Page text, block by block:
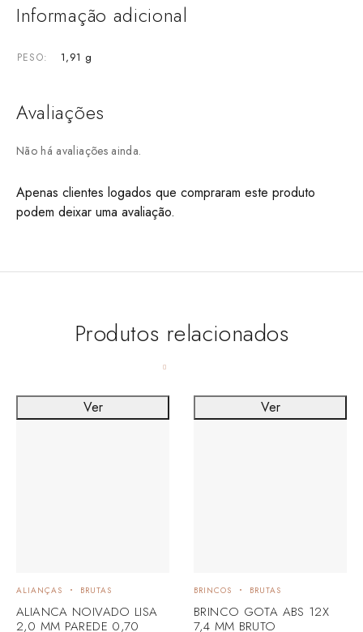
Informação adicional
PESO 1,91 g
Avaliações
Não há avaliações ainda.
Apenas clientes logados que compraram este produto
podem deixar uma avaliação.
Produtos relacionados
ALIANÇAS BRUTAS
ALIANCA NOIVADO LISA
2,0 MM PAREDE 0,70
Ver
BRINCOS BRUTAS
BRINCO GOTA ABS 12X
7,4 MM BRUTO
Ver